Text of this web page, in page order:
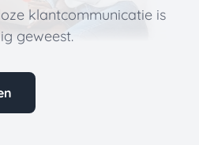
klantcommunicatie is
geweest.